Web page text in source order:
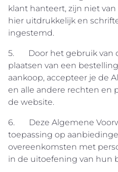
klant hanteert, zijn niet van
hier uitdrukkelijk en
ingestemd.
5. Door het gebruik van
plaatsen van een
aankoop, accepteer je de
en alle andere rechten en
de website.
6. Deze Algemene
toepassing op
overeenkomsten met
in de uitoefening van hun